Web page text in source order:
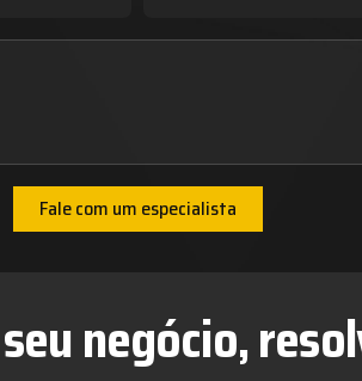
Fale com um especialista
negócio,